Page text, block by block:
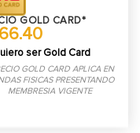
GOLD CARD*
ser Gold Card
GOLD CARD APLICA EN
FISICAS PRESENTANDO
MEMBRESIA VIGENTE